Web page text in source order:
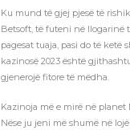
Ku mund të gjej pjesë të
Betsoft, të futeni në llogarinë
pagesat tuaja, pasi do të
kazinosë 2023 është
gjenerojë fitore të mëdha.
Kazinoja më e mirë në planet
Nëse ju jeni më shumë në